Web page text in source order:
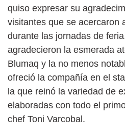
quiso expresar su
visitantes que se acercaron
durante las jornadas de
agradecieron la esmerada
Blumaq y la no menos
ofreció la compañía en el
la que reinó la variedad de
elaboradas con todo el
chef Toni Varcobal.